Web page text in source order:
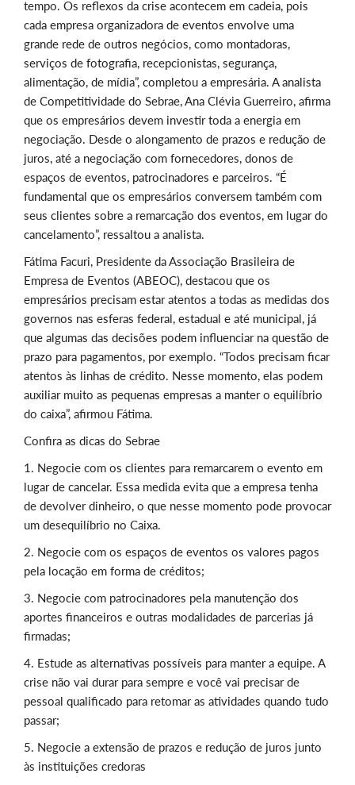
tempo. Os reflexos da crise acontecem em cadeia, pois
cada empresa organizadora de eventos envolve uma
grande rede de outros negócios, como montadoras,
serviços de fotografia, recepcionistas, segurança,
alimentação, de mídia”, completou a empresária. A analista
de Competitividade do Sebrae, Ana Clévia Guerreiro, afirma
que os empresários devem investir toda a energia em
negociação. Desde o alongamento de prazos e redução de
juros, até a negociação com fornecedores, donos de
espaços de eventos, patrocinadores e parceiros. “É
fundamental que os empresários conversem também com
seus clientes sobre a remarcação dos eventos, em lugar do
cancelamento”, ressaltou a analista.
Fátima Facuri, Presidente da Associação Brasileira de
Empresa de Eventos (ABEOC), destacou que os
empresários precisam estar atentos a todas as medidas dos
governos nas esferas federal, estadual e até municipal, já
que algumas das decisões podem influenciar na questão de
prazo para pagamentos, por exemplo. “Todos precisam ficar
atentos às linhas de crédito. Nesse momento, elas podem
auxiliar muito as pequenas empresas a manter o equilíbrio
do caixa”, afirmou Fátima.
Confira as dicas do Sebrae
1. Negocie com os clientes para remarcarem o evento em
lugar de cancelar. Essa medida evita que a empresa tenha
de devolver dinheiro, o que nesse momento pode provocar
um desequilíbrio no Caixa.
2. Negocie com os espaços de eventos os valores pagos
pela locação em forma de créditos;
3. Negocie com patrocinadores pela manutenção dos
aportes financeiros e outras modalidades de parcerias já
firmadas;
4. Estude as alternativas possíveis para manter a equipe. A
crise não vai durar para sempre e você vai precisar de
pessoal qualificado para retomar as atividades quando tudo
passar;
5. Negocie a extensão de prazos e redução de juros junto
às instituições credoras